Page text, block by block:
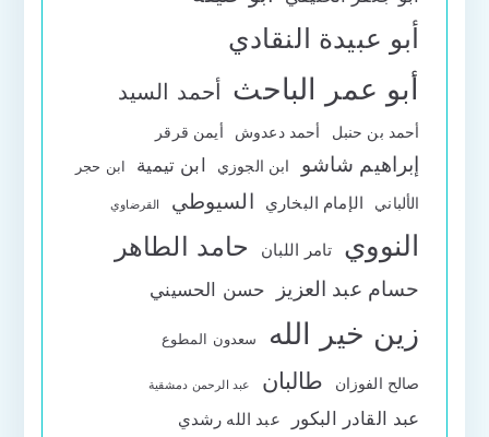
أبو عبيدة النقادي
أبو عمر الباحث أحمد السيد
أحمد بن حنبل أحمد دعدوش أيمن قرقر
إبراهيم شاشو ابن الجوزي ابن تيمية ابن حجر
الألباني الإمام البخاري السيوطي القرضاوي
النووي تامر اللبان حامد الطاهر
حسام عبد العزيز حسن الحسيني
زين خير الله سعدون المطوع
صالح الفوزان طالبان عبد الرحمن دمشقية
عبد القادر البكور عبد الله رشدي